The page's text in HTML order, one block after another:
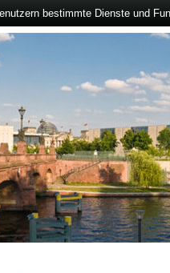
bestimmte Dienste und